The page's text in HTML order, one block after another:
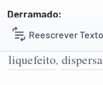
Reescrever Texto
Resumir Texto
Derramado:
1 difundido,
liquefeito,